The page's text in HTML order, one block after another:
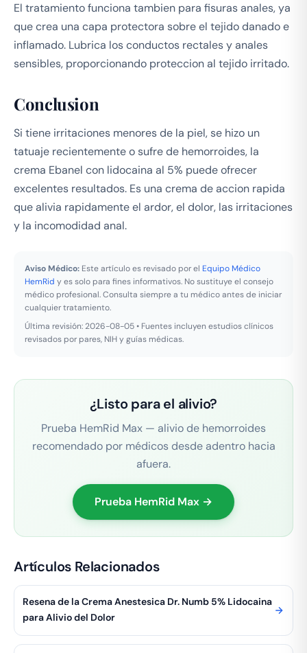
El tratamiento funciona tambien para fisuras anales, ya
que crea una capa protectora sobre el tejido danado e
inflamado. Lubrica los conductos rectales y anales
sensibles, proporcionando proteccion al tejido irritado.
Conclusion
Si tiene irritaciones menores de la piel, se hizo un
tatuaje recientemente o sufre de hemorroides, la
crema Ebanel con lidocaina al 5% puede ofrecer
excelentes resultados. Es una crema de accion rapida
que alivia rapidamente el ardor, el dolor, las irritaciones
y la incomodidad anal.
Aviso Médico: Este artículo es revisado por el Equipo Médico
HemRid y es solo para fines informativos. No sustituye el consejo
médico profesional. Consulta siempre a tu médico antes de iniciar
cualquier tratamiento.
Última revisión: 2026-08-05 • Fuentes incluyen estudios clínicos
revisados por pares, NIH y guías médicas.
¿Listo para el alivio?
Prueba HemRid Max — alivio de hemorroides
recomendado por médicos desde adentro hacia
afuera.
Prueba HemRid Max →
Artículos Relacionados
Resena de la Crema Anestesica Dr. Numb 5% Lidocaina
para Alivio del Dolor